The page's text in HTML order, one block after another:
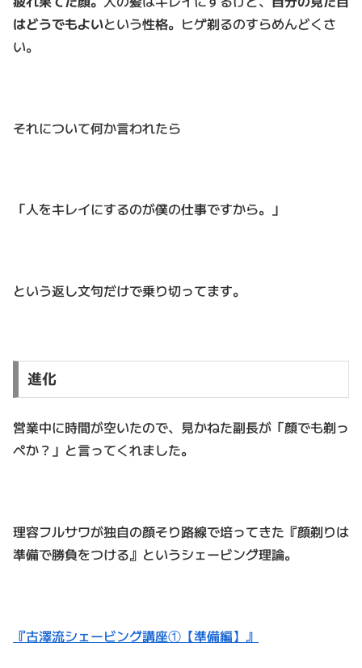
はどうでもよいという性格。ヒゲ剃るのすらめんどくさ
い。
それについて何か言われたら
「人をキレイにするのが僕の仕事ですから。」
という返し文句だけで乗り切ってます。
進化
営業中に時間が空いたので、見かねた副長が「顔でも剃っ
ぺか？」と言ってくれました。
理容フルサワが独自の顔そり路線で培ってきた『顔剃りは
準備で勝負をつける』というシェービング理論。
『古澤流シェービング講座①【準備編】』